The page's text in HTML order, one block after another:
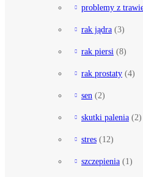
problemy z
rak jądra (3)
rak piersi (8)
rak prostaty (4)
sen (2)
skutki palenia (2)
stres (12)
szczepienia (1)